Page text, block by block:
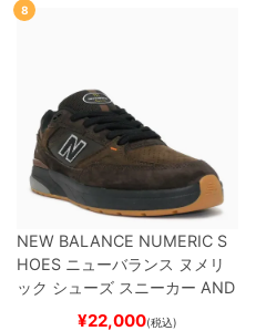
8
NEW BALANCE NUMERIC S
HOES ニューバランス ヌメリ
ック シューズ スニーカー AND
REW REYNOLDS 933
¥22,000(税込)